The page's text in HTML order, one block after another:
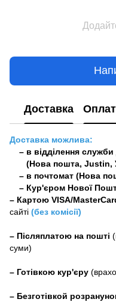
Доставка
Доставка можлива:
– в відділення служби
(Нова пошта, Justin,
– в почтомат (Нова
– Кур'єром Нової
– Картою VISA/
сайті (без комісії)
– Післяплатою на пошті
суми)
– Готівкою кур'єру
– Безготівкой